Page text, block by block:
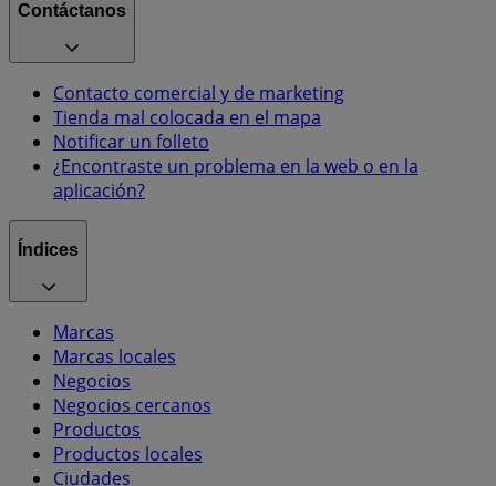
Contáctanos
Contacto comercial y de marketing
Tienda mal colocada en el mapa
Notificar un folleto
¿Encontraste un problema en la web o en la
aplicación?
Índices
Marcas
Marcas locales
Negocios
Negocios cercanos
Productos
Productos locales
Ciudades